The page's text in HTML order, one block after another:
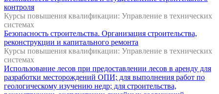
контроля
Курсы повышения квалификации: Управление в технических
системах
Безопасность строительства. Организация строительства,
реконструкции и капитального ремонта
Курсы повышения квалификации: Управление в технических
системах
Использование лесов при предоставлении лесов в аренду для
разработки месторождений ОПИ; для выполнения работ по
геологическому изучению недр; для строительства,